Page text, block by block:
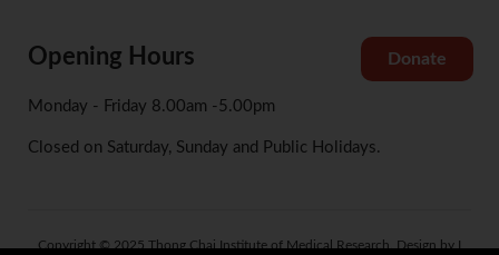
Opening Hours
Monday - Friday 8.00am -5.00pm
Closed on Saturday, Sunday and Public Holidays.
Copyright © 2025 Thong Chai Institute of Medical Research. Design by I
Donate